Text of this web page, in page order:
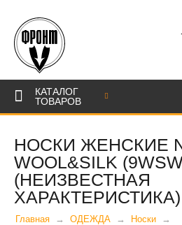
КАТАЛОГ
ТОВАРОВ
НОСКИ ЖЕНСКИЕ
WOOL&SILK
(НЕИЗВЕСТНАЯ
ХАРАКТЕРИСТИКА)
Главная ОДЕЖДА
Носки